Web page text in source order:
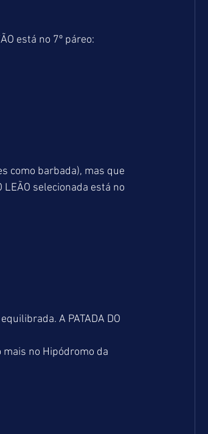
está no 7º páreo:
como barbada), mas que
LEÃO selecionada está no
A PATADA DO
no Hipódromo da